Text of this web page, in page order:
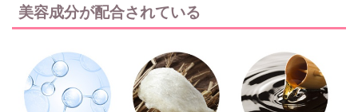
美容成分が配合されている